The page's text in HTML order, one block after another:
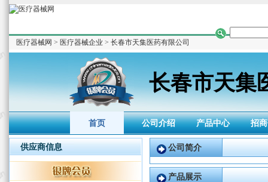
医疗器械网 > 医疗器械企业 > 长春市天集医药有限公司
长春市天集
首页 公司介绍 产品中心 招
供应商信息 公司简介
产品展示